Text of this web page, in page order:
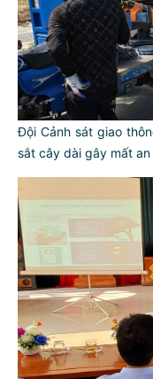
Đội Cảnh sát giao
sắt cây dài gây mất